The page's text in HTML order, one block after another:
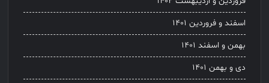
اسفند و فروردین ۱۴۰۱
بهمن و اسفند ۱۴۰۱
دی و بهمن ۱۴۰۱